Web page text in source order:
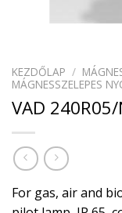
KEZDŐLAP /
MÁGNESSZELEPES
VAD
For gas, air and